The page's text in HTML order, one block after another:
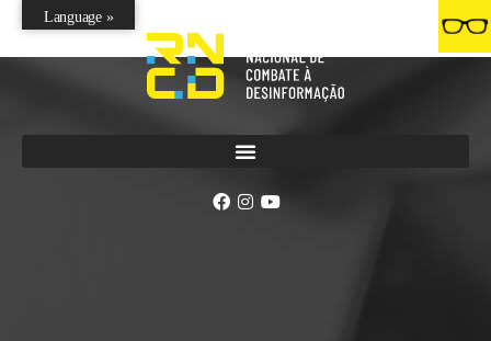
Language »